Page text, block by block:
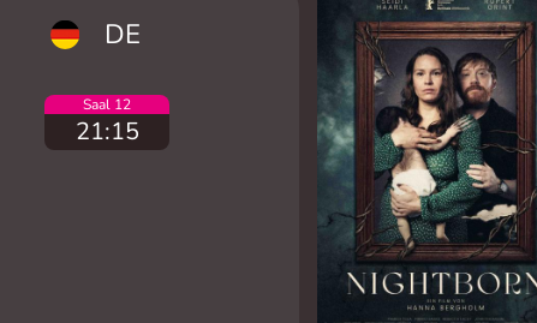
DE
Saal 12
21:15